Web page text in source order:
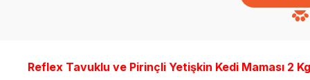
Reflex Tavuklu ve Pirinçli Yetişkin Kedi Maması 2 Kg​